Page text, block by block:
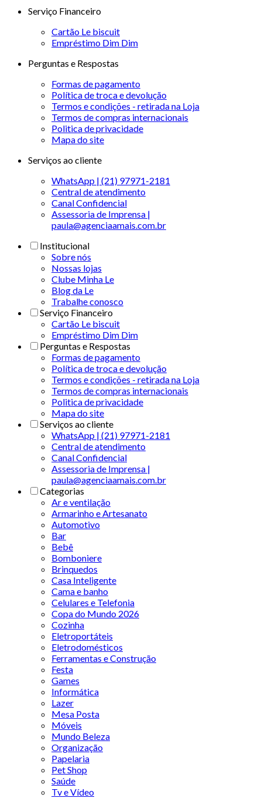
Serviço Financeiro
Cartão Le biscuit
Empréstimo Dim Dim
Perguntas e Respostas
Formas de pagamento
Política de troca e devolução
Termos e condições - retirada na Loja
Termos de compras internacionais
Politica de privacidade
Mapa do site
Serviços ao cliente
WhatsApp | (21) 97971-2181
Central de atendimento
Canal Confidencial
Assessoria de Imprensa |
paula@agenciaamais.com.br
Institucional
Sobre nós
Nossas lojas
Clube Minha Le
Blog da Le
Trabalhe conosco
Serviço Financeiro
Cartão Le biscuit
Empréstimo Dim Dim
Perguntas e Respostas
Formas de pagamento
Política de troca e devolução
Termos e condições - retirada na Loja
Termos de compras internacionais
Politica de privacidade
Mapa do site
Serviços ao cliente
WhatsApp | (21) 97971-2181
Central de atendimento
Canal Confidencial
Assessoria de Imprensa |
paula@agenciaamais.com.br
Categorias
Ar e ventilação
Armarinho e Artesanato
Automotivo
Bar
Bebê
Bomboniere
Brinquedos
Casa Inteligente
Cama e banho
Celulares e Telefonia
Copa do Mundo 2026
Cozinha
Eletroportáteis
Eletrodomésticos
Ferramentas e Construção
Festa
Games
Informática
Lazer
Mesa Posta
Móveis
Mundo Beleza
Organização
Papelaria
Pet Shop
Saúde
Tv e Vídeo